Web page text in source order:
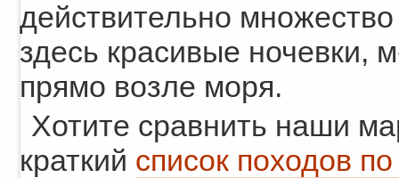
действительно
здесь красивые ночевки,
прямо возле моря.
Хотите сравнить наши
краткий список походов